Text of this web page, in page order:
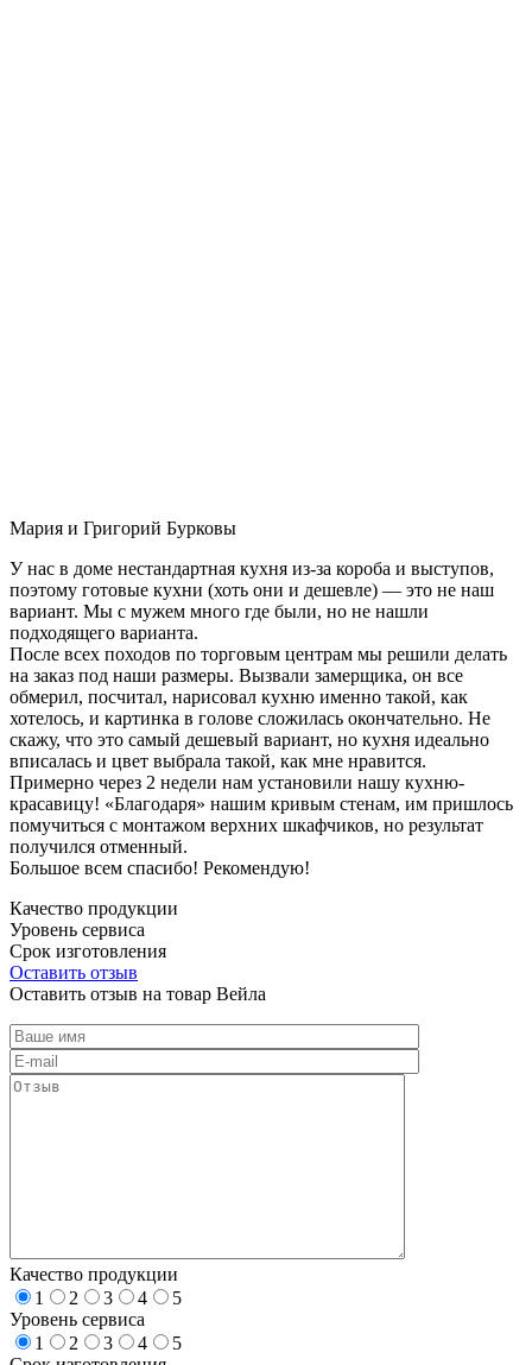
Мария и Григорий Бурковы
У нас в доме нестандартная кухня из-за короба и выступов,
поэтому готовые кухни (хоть они и дешевле) — это не наш
вариант. Мы с мужем много где были, но не нашли
подходящего варианта.
После всех походов по торговым центрам мы решили делать
на заказ под наши размеры. Вызвали замерщика, он все
обмерил, посчитал, нарисовал кухню именно такой, как
хотелось, и картинка в голове сложилась окончательно. Не
скажу, что это самый дешевый вариант, но кухня идеально
вписалась и цвет выбрала такой, как мне нравится.
Примерно через 2 недели нам установили нашу кухню-
красавицу! «Благодаря» нашим кривым стенам, им пришлось
помучиться с монтажом верхних шкафчиков, но результат
получился отменный.
Большое всем спасибо! Рекомендую!
Качество продукции
Уровень сервиса
Срок изготовления
Оставить отзыв
Оставить отзыв на товар Вейла
Качество продукции
1
2 3 4
5
Уровень сервиса
1
2 3 4
5